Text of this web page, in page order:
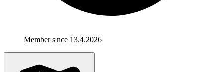
Member since 13.4.2026